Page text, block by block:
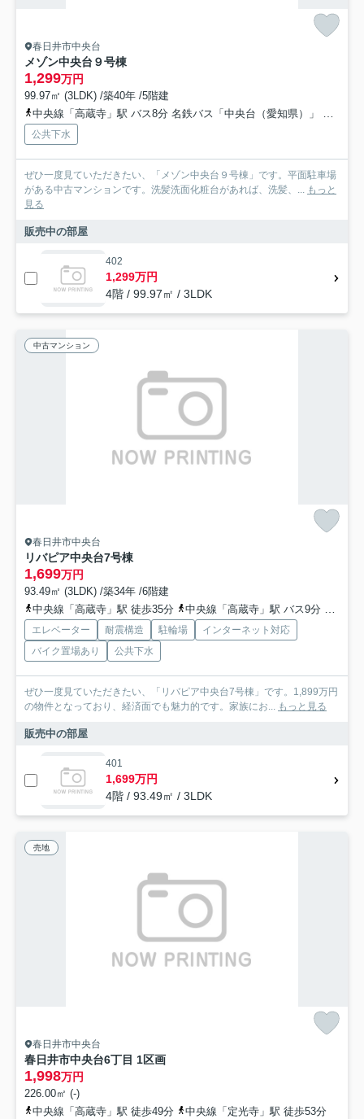
春日井市中央台
メゾン中央台９号棟
1,299万円
99.97㎡ (3LDK) /築40年 /5階建
中央線「高蔵寺」駅 バス8分 名鉄バス「中央台（愛知県）」 停歩3分
公共下水
ぜひ一度見ていただきたい、「メゾン中央台９号棟」です。平面駐車場
がある中古マンションです。洗髪洗面化粧台があれば、洗髪、... もっと
見る
販売中の部屋
402
1,299万円
4階 / 99.97㎡ / 3LDK
中古マンション
春日井市中央台
リバピア中央台7号棟
1,699万円
93.49㎡ (3LDK) /築34年 /6階建
中央線「高蔵寺」駅 徒歩35分
中央線「高蔵寺」駅 バス9分 名鉄バス「中央台（愛知県）」 停歩2分
エレベーター 耐震構造 駐輪場
インターネット対応
バイク置場あり
公共下水
ぜひ一度見ていただきたい、「リバピア中央台7号棟」です。1,899万円
の物件となっており、経済面でも魅力的です。家族にお... もっと見る
販売中の部屋
401
1,699万円
4階 / 93.49㎡ / 3LDK
売地
春日井市中央台
春日井市中央台6丁目 1区画
1,998万円
226.00㎡ (-)
中央線「高蔵寺」駅 徒歩49分
中央線「定光寺」駅 徒歩53分